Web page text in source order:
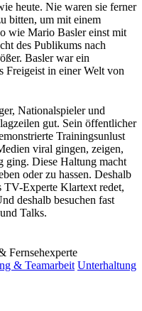
heute. Nie waren sie ferner
bitten, um mit einem
wie Mario Basler einst mit
des Publikums nach
Basler war ein
Freigeist in einer Welt von
Nationalspieler und
gut. Sein öffentlicher
Trainingsunlust
viral gingen, zeigen,
ging. Diese Haltung macht
oder zu hassen. Deshalb
TV-Experte Klartext redet,
deshalb besuchen fast
Talks.
Fernsehexperte
& Teamarbeit Unterhaltung